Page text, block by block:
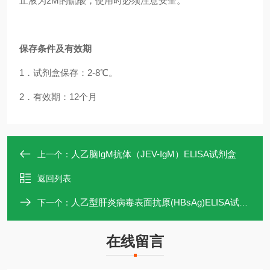
保存条件及有效期
1．试剂盒保存：2-8℃。
2．有效期：12个月
上一个： 人乙脑IgM抗体（JEV-IgM）ELISA试剂盒
返回列表
下一个： 人乙型肝炎病毒表面抗原(HBsAg)ELISA试剂盒
在线留言